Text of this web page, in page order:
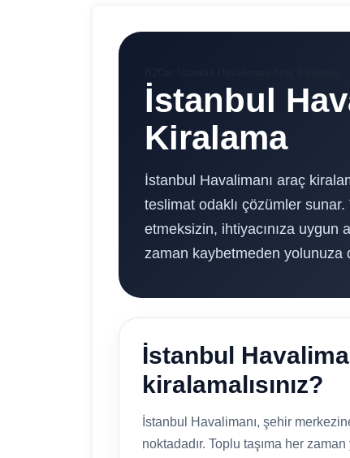
İstanbul
Kiralama
İstanbul Havalimanı araç
teslimat odaklı çözümler
etmeksizin, ihtiyacınıza uygun
zaman kaybetmeden yolunuza
İstanbul
kiralamalısınız?
İstanbul Havalimanı, şehir
noktadadır. Toplu taşıma her